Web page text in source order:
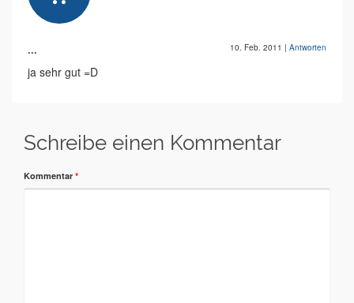
... 10. Feb. 2011 | Antworten
ja sehr gut =D
Schreibe einen Kommentar
Kommentar *